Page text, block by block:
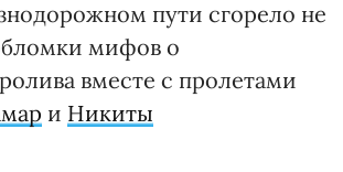
пути сгорело не
мифов о
вместе с пролетами
и Никиты